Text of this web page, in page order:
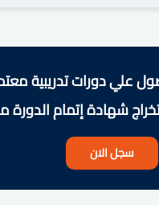
علي دورات تدريبية
شهادة إتمام الدورة
سجل الان